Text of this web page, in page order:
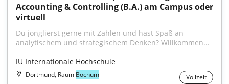
Accounting & Controlling (B.A.) am Campus oder
virtuell
Du jonglierst gerne mit Zahlen und hast Spaß an
analytischem und strategischem Denken? Willkommen...
IU Internationale Hochschule
Dortmund, Raum Bochum Vollzeit